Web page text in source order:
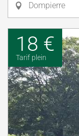
Dompierre
18 €
Tarif plein